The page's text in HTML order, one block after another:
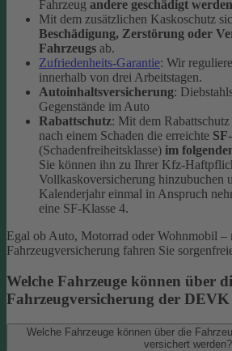
Fahrzeug andere geschädigt werden
Mit dem zusätzlichen Kaskoschutz
Beschädigung, Zerstörung oder
Fahrzeugs ab.
Zufriedenheits-Garantie: Wir
innerhalb von drei Arbeitstagen.
Autoinhaltsversicherung:
Gegenstände im Auto
Rabattschutz: Mit dem
nach einem Schaden die erreichte
(Schadenfreiheitsklasse) im
Sie können ihn zu Ihrer Kfz-
Vollkaskoversicherung hinzubuchen
Kalenderjahr einmal in Anspruch
eine SF-Klasse 4.
Egal ob Auto, Motorrad oder Wohnmobil –
Fahrzeugversicherung fahren Sie
Welche Fahrzeuge können über
Fahrzeugversicherung der
Welche Fahrzeuge können über die
versichert werden?